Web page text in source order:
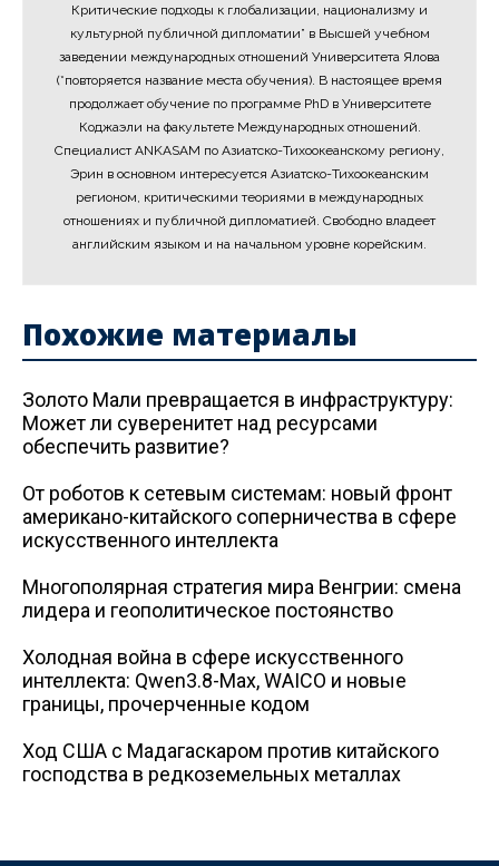
Критические подходы к глобализации, национализму и
культурной публичной дипломатии” в Высшей учебном
заведении международных отношений Университета Ялова
(*повторяется название места обучения). В настоящее время
продолжает обучение по программе PhD в Университете
Коджаэли на факультете Международных отношений.
Специалист ANKASAM по Азиатско-Тихоокеанскому региону,
Эрин в основном интересуется Азиатско-Тихоокеанским
регионом, критическими теориями в международных
отношениях и публичной дипломатией. Свободно владеет
английским языком и на начальном уровне корейским.
Похожие материалы
Золото Мали превращается в инфраструктуру:
Может ли суверенитет над ресурсами
обеспечить развитие?
От роботов к сетевым системам: новый фронт
американо-китайского соперничества в сфере
искусственного интеллекта
Многополярная стратегия мира Венгрии: смена
лидера и геополитическое постоянство
Холодная война в сфере искусственного
интеллекта: Qwen3.8-Max, WAICO и новые
границы, прочерченные кодом
Ход США с Мадагаскаром против китайского
господства в редкоземельных металлах